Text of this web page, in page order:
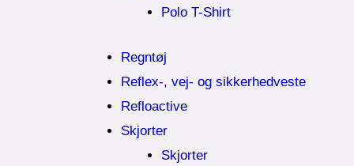
Polo T-Shirt
Regntøj
Reflex-, vej- og sikkerhedveste
Refloactive
Skjorter
Skjorter